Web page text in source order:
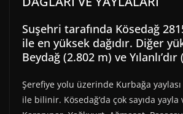
Suşehri tarafında Kösedağ
ile en yüksek dağıdır. Diğer
Beydağ (2.802 m) ve
Şerefiye yolu üzerinde Kurbağa yaylası
ile bilinir. Kösedağ’da çok sayıda yayla